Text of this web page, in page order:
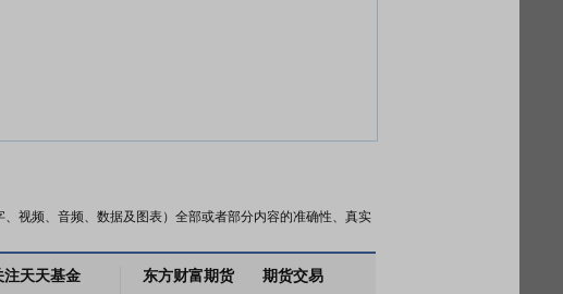
视频、音频、数据及图表）全部或者部分内容的准确性、真实
注天天基金 东方财富期货 期货交易